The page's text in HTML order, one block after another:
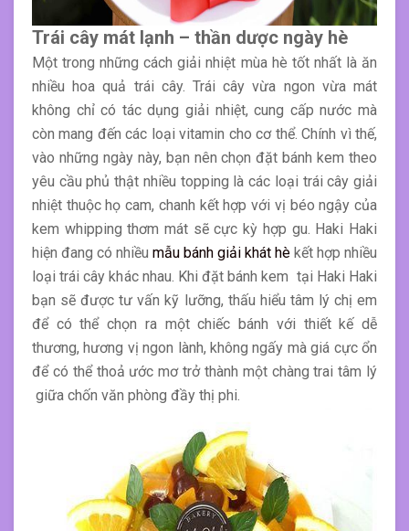
Trái cây mát lạnh – thần dược ngày hè
Một trong những cách giải nhiệt mùa hè tốt nhất là ăn
nhiều hoa quả trái cây. Trái cây vừa ngon vừa mát
không chỉ có tác dụng giải nhiệt, cung cấp nước mà
còn mang đến các loại vitamin cho cơ thể. Chính vì thế,
vào những ngày này, bạn nên chọn đặt bánh kem theo
yêu cầu phủ thật nhiều topping là các loại trái cây giải
nhiệt thuộc họ cam, chanh kết hợp với vị béo ngậy của
kem whipping thơm mát sẽ cực kỳ hợp gu. Haki Haki
hiện đang có nhiều mẫu bánh giải khát hè kết hợp nhiều
loại trái cây khác nhau. Khi đặt bánh kem tại Haki Haki
bạn sẽ được tư vấn kỹ lưỡng, thấu hiểu tâm lý chị em
để có thể chọn ra một chiếc bánh với thiết kế dễ
thương, hương vị ngon lành, không ngấy mà giá cực ổn
để có thể thoả ước mơ trở thành một chàng trai tâm lý
giữa chốn văn phòng đầy thị phi.